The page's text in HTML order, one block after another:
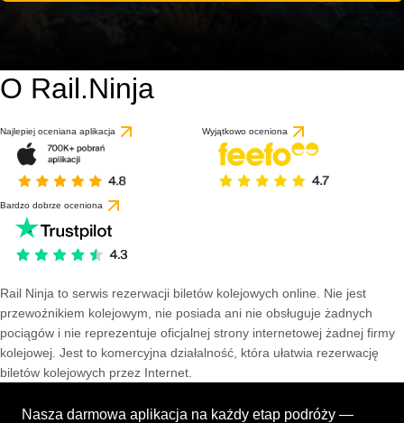
O Rail.Ninja
Najlepiej oceniana aplikacja Wyjątkowo oceniona
Bardzo dobrze oceniona
Rail Ninja to serwis rezerwacji biletów kolejowych online. Nie jest
przewoźnikiem kolejowym, nie posiada ani nie obsługuje żadnych
pociągów i nie reprezentuje oficjalnej strony internetowej żadnej firmy
kolejowej. Jest to komercyjna działalność, która ułatwia rezerwację
biletów kolejowych przez Internet.
Nasza darmowa aplikacja na każdy etap podróży —